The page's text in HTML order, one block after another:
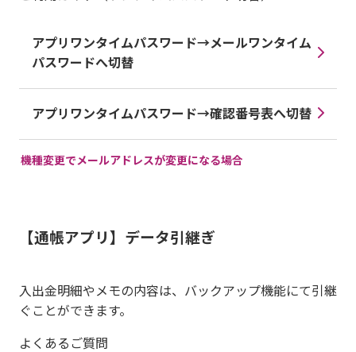
アプリワンタイムパスワード→メールワンタイム
パスワードへ切替
アプリワンタイムパスワード→確認番号表へ切替
機種変更でメールアドレスが変更になる場合
【通帳アプリ】データ引継ぎ
入出金明細やメモの内容は、バックアップ機能にて引継
ぐことができます。
よくあるご質問